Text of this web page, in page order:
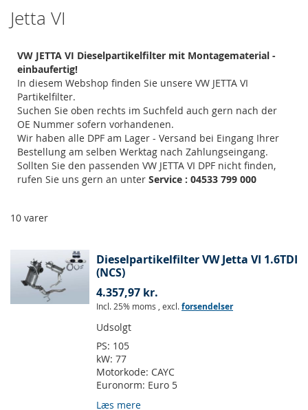
Jetta VI
VW JETTA VI Dieselpartikelfilter mit Montagematerial -
einbaufertig!
In diesem Webshop finden Sie unsere VW JETTA VI
Partikelfilter.
Suchen Sie oben rechts im Suchfeld auch gern nach der
OE Nummer sofern vorhandenen.
Wir haben alle DPF am Lager - Versand bei Eingang Ihrer
Bestellung am selben Werktag nach Zahlungseingang.
Sollten Sie den passenden VW JETTA VI DPF nicht finden,
rufen Sie uns gern an unter Service : 04533 799 000
10 varer
Dieselpartikelfilter VW Jetta VI 1.6TDI
(NCS)
4.357,97 kr.
Incl. 25% moms , excl.forsendelser
Udsolgt
PS: 105
kW: 77
Motorkode: CAYC
Euronorm: Euro 5
Læs mere